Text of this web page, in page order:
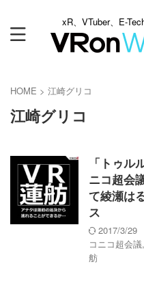
xR、VTuber、E-
HOME > 江崎グリコ
江崎グリコ
「トゥル
ニコ超会
て綾瀬は
ス
2017/3/29
コニコ超会議,
舫